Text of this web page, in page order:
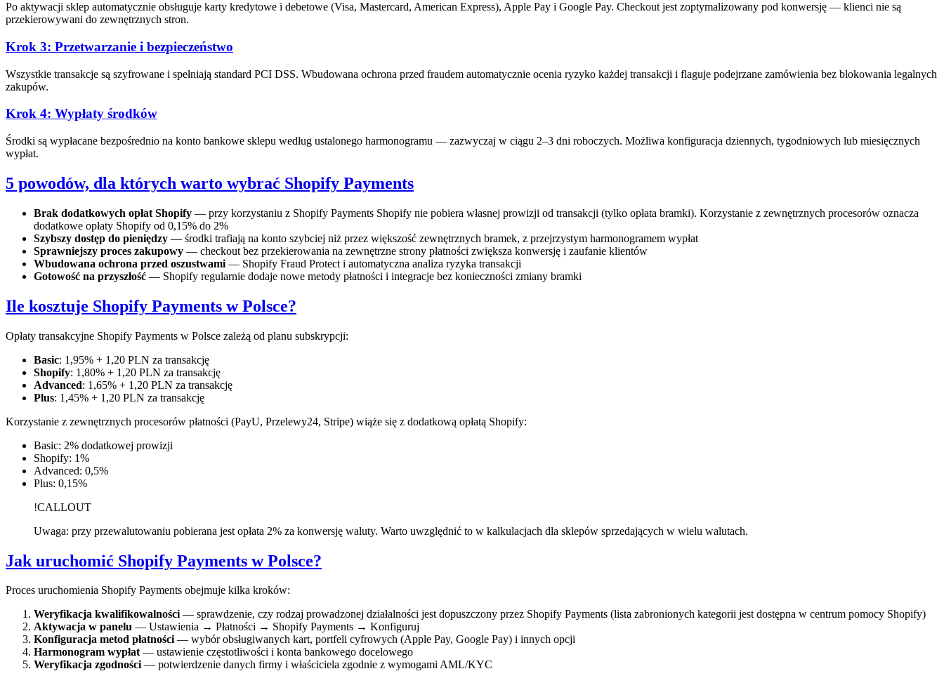
Po aktywacji sklep automatycznie obsługuje karty kredytowe i debetowe (Visa, Mastercard, American Express), Apple Pay i Google Pay. Checkout jest zoptymalizowany pod konwersję — klienci nie są
przekierowywani do zewnętrznych stron.
Krok 3: Przetwarzanie i bezpieczeństwo
Wszystkie transakcje są szyfrowane i spełniają standard PCI DSS. Wbudowana ochrona przed fraudem automatycznie ocenia ryzyko każdej transakcji i flaguje podejrzane zamówienia bez blokowania legalnych
zakupów.
Krok 4: Wypłaty środków
Środki są wypłacane bezpośrednio na konto bankowe sklepu według ustalonego harmonogramu — zazwyczaj w ciągu 2–3 dni roboczych. Możliwa konfiguracja dziennych, tygodniowych lub miesięcznych
wypłat.
5 powodów, dla których warto wybrać Shopify Payments
Brak dodatkowych opłat Shopify — przy korzystaniu z Shopify Payments Shopify nie pobiera własnej prowizji od transakcji (tylko opłata bramki). Korzystanie z zewnętrznych procesorów oznacza
dodatkowe opłaty Shopify od 0,15% do 2%
Szybszy dostęp do pieniędzy — środki trafiają na konto szybciej niż przez większość zewnętrznych bramek, z przejrzystym harmonogramem wypłat
Sprawniejszy proces zakupowy — checkout bez przekierowania na zewnętrzne strony płatności zwiększa konwersję i zaufanie klientów
Wbudowana ochrona przed oszustwami — Shopify Fraud Protect i automatyczna analiza ryzyka transakcji
Gotowość na przyszłość — Shopify regularnie dodaje nowe metody płatności i integracje bez konieczności zmiany bramki
Ile kosztuje Shopify Payments w Polsce?
Opłaty transakcyjne Shopify Payments w Polsce zależą od planu subskrypcji:
Basic: 1,95% + 1,20 PLN za transakcję
Shopify: 1,80% + 1,20 PLN za transakcję
Advanced: 1,65% + 1,20 PLN za transakcję
Plus: 1,45% + 1,20 PLN za transakcję
Korzystanie z zewnętrznych procesorów płatności (PayU, Przelewy24, Stripe) wiąże się z dodatkową opłatą Shopify:
Basic: 2% dodatkowej prowizji
Shopify: 1%
Advanced: 0,5%
Plus: 0,15%
!CALLOUT
Uwaga: przy przewalutowaniu pobierana jest opłata 2% za konwersję waluty. Warto uwzględnić to w kalkulacjach dla sklepów sprzedających w wielu walutach.
Jak uruchomić Shopify Payments w Polsce?
Proces uruchomienia Shopify Payments obejmuje kilka kroków:
Weryfikacja kwalifikowalności— sprawdzenie, czy rodzaj prowadzonej działalności jest dopuszczony przez Shopify Payments (lista zabronionych kategorii jest dostępna w centrum pomocy Shopify)
Aktywacja w panelu — Ustawienia → Płatności → Shopify Payments → Konfiguruj
Konfiguracja metod płatności— wybór obsługiwanych kart, portfeli cyfrowych (Apple Pay, Google Pay) i innych opcji
Harmonogram wypłat— ustawienie częstotliwości i konta bankowego docelowego
Weryfikacja zgodności— potwierdzenie danych firmy i właściciela zgodnie z wymogami AML/KYC